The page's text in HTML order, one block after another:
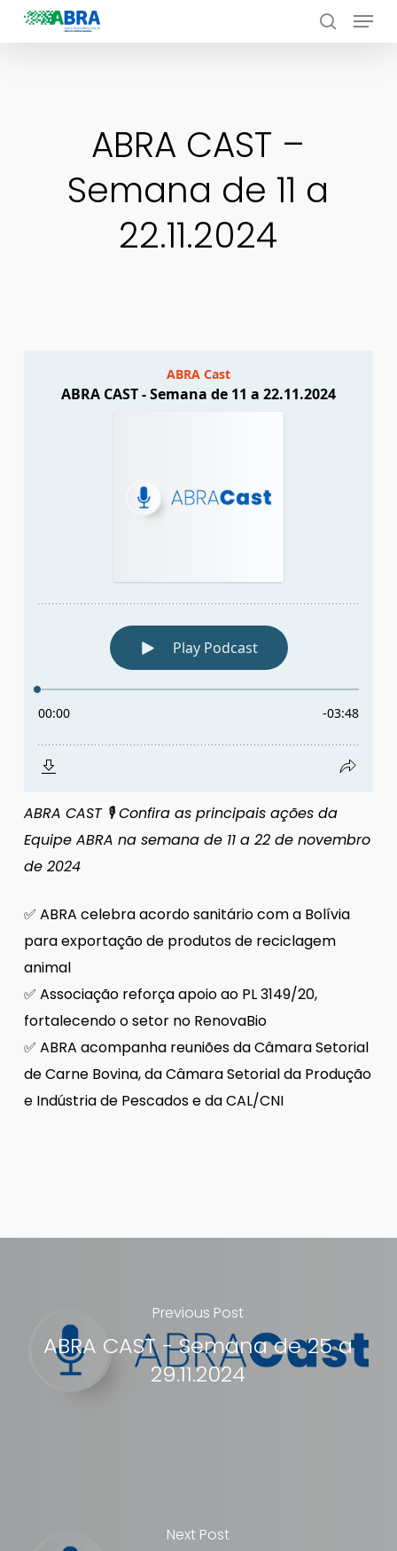
Skip
search
Menu
ABRA CAST –
Semana de 11 a
22.11.2024
ABRA CAST 🎙 Confira as principais ações da
Equipe ABRA na semana de 11 a 22 de novembro
de 2024
✅ ABRA celebra acordo sanitário com a Bolívia
para exportação de produtos de reciclagem
animal
✅ Associação reforça apoio ao PL 3149/20,
fortalecendo o setor no RenovaBio
✅ ABRA acompanha reuniões da Câmara Setorial
de Carne Bovina, da Câmara Setorial da Produção
e Indústria de Pescados e da CAL/CNI
Previous Post
ABRA CAST - Semana de 25 a
29.11.2024
Next Post